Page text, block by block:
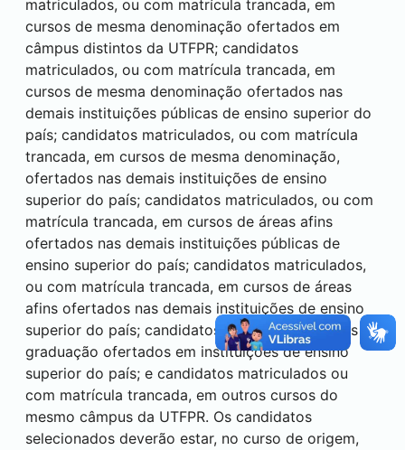
matriculados, ou com matrícula trancada, em
cursos de mesma denominação ofertados em
câmpus distintos da UTFPR; candidatos
matriculados, ou com matrícula trancada, em
cursos de mesma denominação ofertados nas
demais instituições públicas de ensino superior do
país; candidatos matriculados, ou com matrícula
trancada, em cursos de mesma denominação,
ofertados nas demais instituições de ensino
superior do país; candidatos matriculados, ou com
matrícula trancada, em cursos de áreas afins
ofertados nas demais instituições públicas de
ensino superior do país; candidatos matriculados,
ou com matrícula trancada, em cursos de áreas
afins ofertados nas demais instituições de ensino
superior do país; candidatos egressos de cursos de
graduação ofertados em instituições de ensino
superior do país; e candidatos matriculados ou
com matrícula trancada, em outros cursos do
mesmo câmpus da UTFPR. Os candidatos
selecionados deverão estar, no curso de origem,